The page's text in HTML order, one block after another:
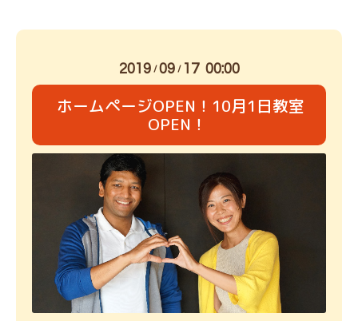
2019/09/ 17 00:00
ホームページOPEN！10月1日教室
OPEN！